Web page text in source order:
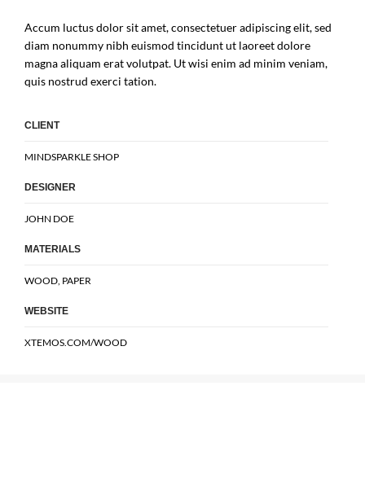
Accum luctus dolor sit amet, consectetuer adipiscing elit, sed
diam nonummy nibh euismod tincidunt ut laoreet dolore
magna aliquam erat volutpat. Ut wisi enim ad minim veniam,
quis nostrud exerci tation.
CLIENT
MINDSPARKLE SHOP
DESIGNER
JOHN DOE
MATERIALS
WOOD, PAPER
WEBSITE
XTEMOS.COM/WOOD